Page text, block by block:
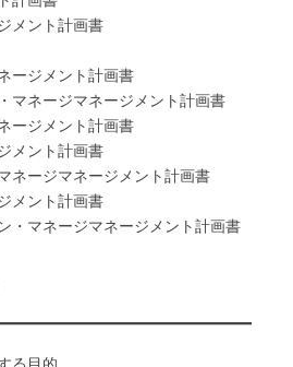
メント計画書
ージメント計画書
マネージマネージメント計画書
ージメント計画書
メント計画書
ネージマネージメント計画書
メント計画書
・マネージマネージメント計画書